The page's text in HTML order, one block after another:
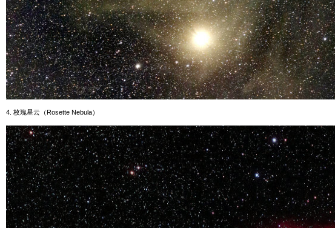
4. 枚瑰星云（ Rosette Nebula）